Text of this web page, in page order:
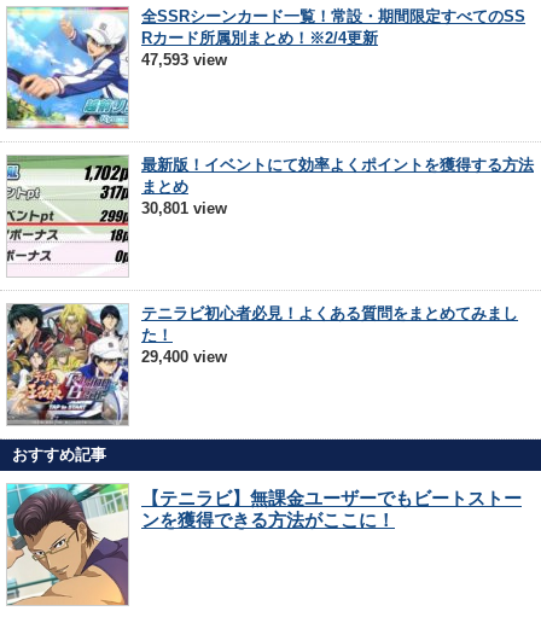
全SSRシーンカード一覧！常設・期間限定すべてのSS
Rカード所属別まとめ！※2/4更新
47,593 view
最新版！イベントにて効率よくポイントを獲得する方法
まとめ
30,801 view
テニラビ初心者必見！よくある質問をまとめてみまし
た！
29,400 view
おすすめ記事
【テニラビ】無課金ユーザーでもビートストー
ンを獲得できる方法がここに！